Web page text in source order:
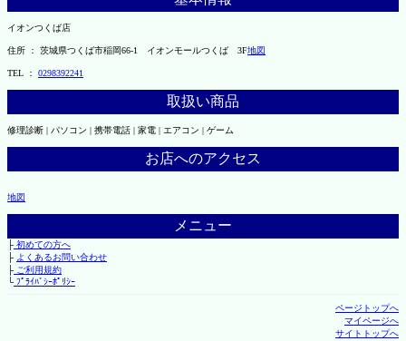
イオンつくば店
住所 ： 茨城県つくば市稲岡66-1 イオンモールつくば 3F地図
TEL ： 0298392241
取扱い商品
修理診断 | パソコン | 携帯電話 | 家電 | エアコン | ゲーム
お店へのアクセス
地図
メニュー
├初めての方へ
├ よくあるお問い合わせ
├ご利用規約
└ﾌﾟﾗｲﾊﾞｼｰﾎﾟﾘｼｰ
ページトップへ
マイページへ
サイトトップへ